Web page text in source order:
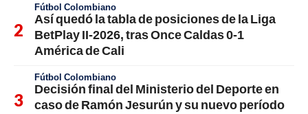
Fútbol Colombiano
Así quedó la tabla de posiciones de la Liga
BetPlay II-2026, tras Once Caldas 0-1
América de Cali
Fútbol Colombiano
Decisión final del Ministerio del Deporte en
caso de Ramón Jesurún y su nuevo período